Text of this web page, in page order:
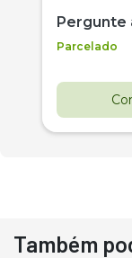
Pergunte
Parcelado
Também